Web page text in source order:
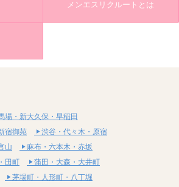
メンエスリクルートとは
場・新大久保・早稲田
宿御苑
渋谷・代々木・原宿
山
麻布・六本木・赤坂
田町
蒲田・大森・大井町
茅場町・人形町・八丁堀